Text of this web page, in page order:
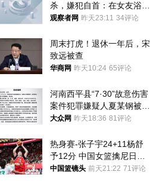
杀，嫌犯自首：在女友浴室
看到他
观察者网 昨天23:11 34评论
周末打虎！退休一年后，宋
致远被查
华商网 昨天10:24 65评论
河南西平县“7·30”故意伤害
案件犯罪嫌疑人夏某钢被抓
获
大众网 昨天18:36 81评论
热身赛-张子宇24+11杨舒
予12分 中国女篮擒尼日利
亚
中国篮镜头 前天21:22 71评论